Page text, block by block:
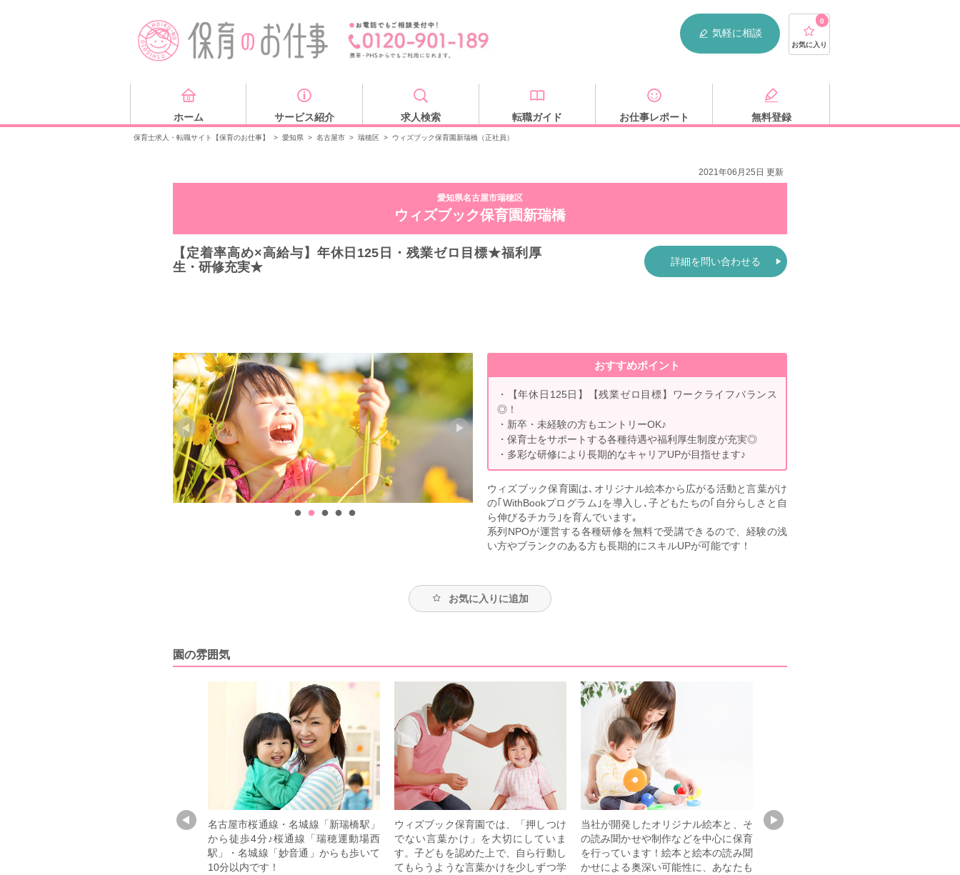
気軽に相談
0
お気に入り
ホーム サービス紹介 求人検索 転職ガイド お仕事レポート 無料登録
保育士求人・転職サイト【保育のお仕事】 > 愛知県 > 名古屋市 > 瑞穂区 > ウィズブック保育園新瑞橋（正社員）
2021年06月25日 更新
愛知県名古屋市瑞穂区
ウィズブック保育園新瑞橋
【定着率高め×高給与】年休日125日・残業ゼロ目標★福利厚
生・研修充実★
詳細を問い合わせる
おすすめポイント
・【年休日125日】【残業ゼロ目標】ワークライフバランス
◎！
・新卒・未経験の方もエントリーOK♪
・保育士をサポートする各種待遇や福利厚生制度が充実◎
・多彩な研修により長期的なキャリアUPが目指せます♪
ウィズブック保育園は､オリジナル絵本から広がる活動と言葉がけ
の｢WithBookプログラム｣を導入し､子どもたちの｢自分らしさと自
ら伸びるチカラ｣を育んでいます｡
系列NPOが運営する各種研修を無料で受講できるので、経験の浅
い方やブランクのある方も長期的にスキルUPが可能です！
お気に入りに追加
園の雰囲気
「子どものその子らしさを育む」こと
名古屋市桜通線・名城線「新瑞橋駅」
から徒歩4分♪桜通線「瑞穂運動場西
駅」・名城線「妙音通」からも歩いて
10分以内です！
ウィズブック保育園では、「押しつけ
でない言葉かけ」を大切にしていま
す。子どもを認めた上で、自ら行動し
てもらうような言葉かけを少しずつ学
当社が開発したオリジナル絵本と、そ
の読み聞かせや制作などを中心に保育
を行っています！絵本と絵本の読み聞
かせによる奥深い可能性に、あなたも
「子どものその子らしさを育む」こと